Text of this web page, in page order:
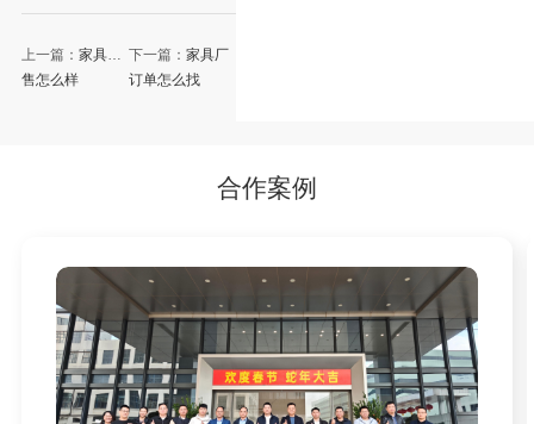
上一篇： 家具销
售怎么样
下一篇： 家具厂
订单怎么找
合作案例